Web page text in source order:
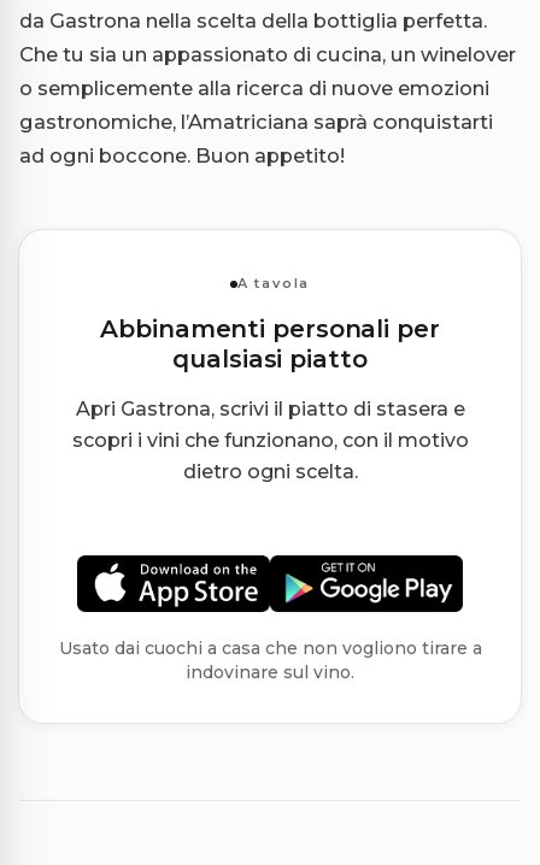
da Gastrona nella scelta della bottiglia perfetta.
Che tu sia un appassionato di cucina, un winelover
o semplicemente alla ricerca di nuove emozioni
gastronomiche, l’Amatriciana saprà conquistarti
ad ogni boccone. Buon appetito!
A tavola
Abbinamenti personali per
qualsiasi piatto
Apri Gastrona, scrivi il piatto di stasera e
scopri i vini che funzionano, con il motivo
dietro ogni scelta.
Usato dai cuochi a casa che non vogliono tirare a
indovinare sul vino.